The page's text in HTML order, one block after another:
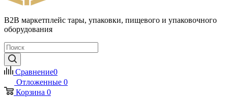
B2B маркетплейс тары, упаковки, пищевого и упаковочного
оборудования
Сравнение0
Отложенные 0
Корзина 0